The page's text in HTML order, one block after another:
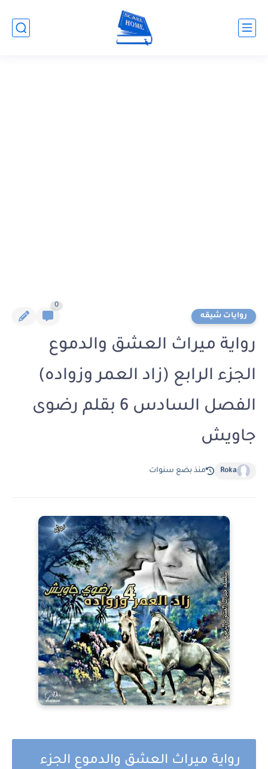
روايات شيقه
0
رواية ميراث العشق والدموع
الجزء الرابع (زاد العمر وزواده)
الفصل السادس 6 بقلم رضوى
جاويش
Roka منذ بضع سنوات
رواية ميراث العشق والدموع الجزء